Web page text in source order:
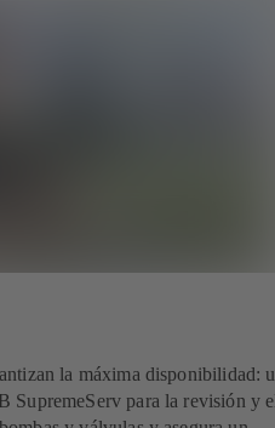
la máxima disponibilidad:
SupremeServ para la revisión y